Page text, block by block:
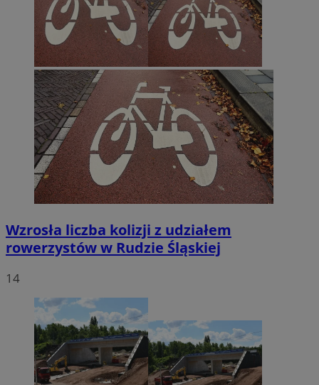
Wzrosła liczba kolizji z udziałem
rowerzystów w Rudzie Śląskiej
14